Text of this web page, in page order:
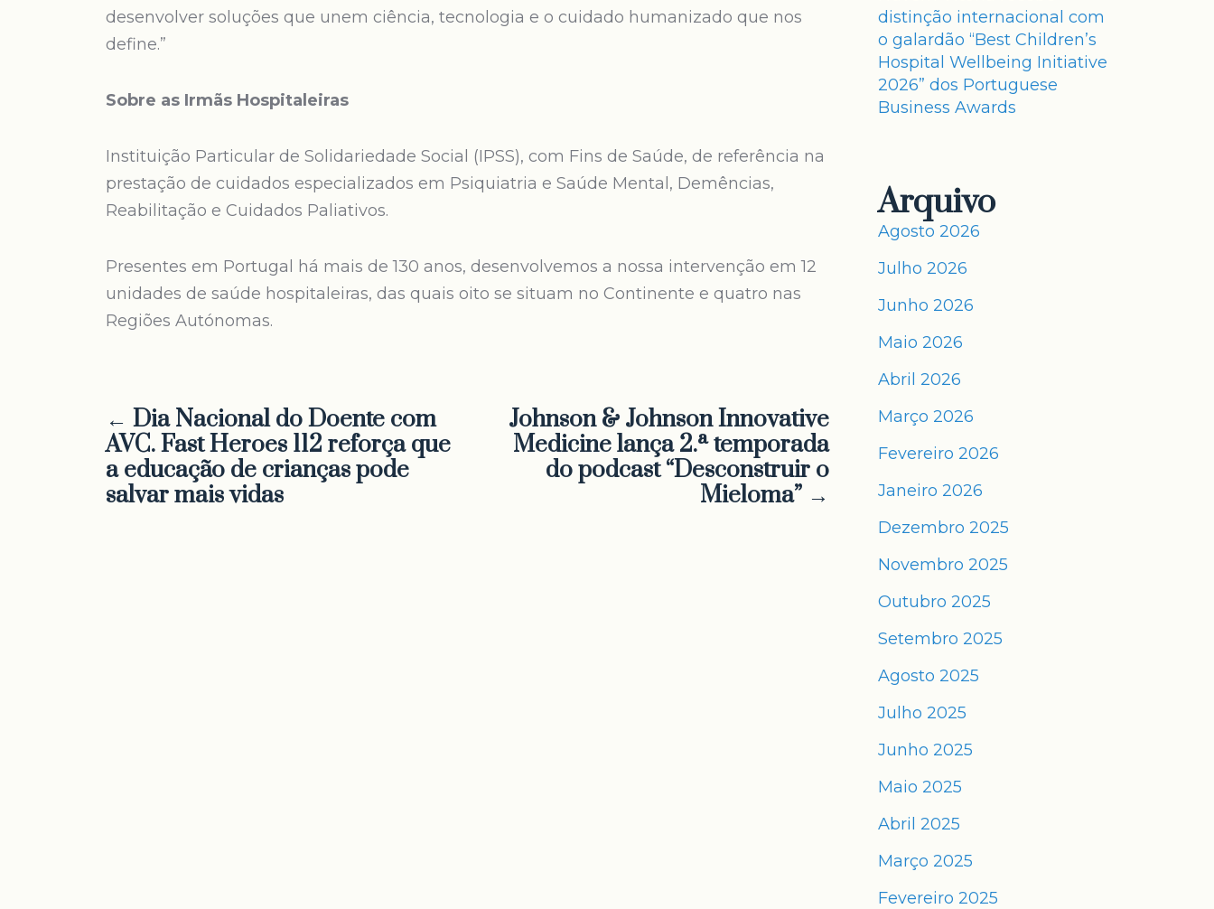
desenvolver soluções que unem ciência, tecnologia e o cuidado humanizado que nos
define.”
Sobre as Irmãs Hospitaleiras
Instituição Particular de Solidariedade Social (IPSS), com Fins de Saúde, de referência na
prestação de cuidados especializados em Psiquiatria e Saúde Mental, Demências,
Reabilitação e Cuidados Paliativos.
Presentes em Portugal há mais de 130 anos, desenvolvemos a nossa intervenção em 12
unidades de saúde hospitaleiras, das quais oito se situam no Continente e quatro nas
Regiões Autónomas.
← Dia Nacional do Doente com
AVC. Fast Heroes 112 reforça que
a educação de crianças pode
salvar mais vidas
Johnson & Johnson Innovative
Medicine lança 2.ª temporada
do podcast “Desconstruir o
Mieloma” →
distinção internacional com
o galardão “Best Children’s
Hospital Wellbeing Initiative
2026” dos Portuguese
Business Awards
Arquivo
Agosto 2026
Julho 2026
Junho 2026
Maio 2026
Abril 2026
Março 2026
Fevereiro 2026
Janeiro 2026
Dezembro 2025
Novembro 2025
Outubro 2025
Setembro 2025
Agosto 2025
Julho 2025
Junho 2025
Maio 2025
Abril 2025
Março 2025
Fevereiro 2025